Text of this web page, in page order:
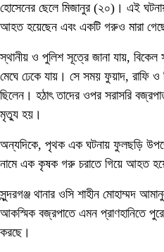
হোসেনের ছেলে মিজানুর (২০)। এই
আহত হয়েছেন এবং একটি গরুও মারা
স্থানীয় ও পুলিশ সূত্রে জানা যায়, বিকেল
মেঘে ঢেকে যায়। সে সময় ফুয়াদ, রাফি ও
ছিলেন। হঠাৎ তাদের ওপর সরাসরি
মৃত্যু হয়।
অন্যদিকে, পৃথক এক ঘটনায় ফুলছড়ি
নামে এক কৃষক গরু চরাতে গিয়ে আহত
সুন্দরগঞ্জ থানার ওসি শাহীন মোহাম্মদ
আকস্মিক বজ্রপাতে এমন প্রাণহানিতে
করছে।